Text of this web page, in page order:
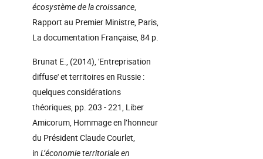
écosystème de la croissance,
Rapport au Premier Ministre, Paris,
La documentation Française, 84 p.
Brunat E., (2014), 'Entreprisation
diffuse' et territoires en Russie :
quelques considérations
théoriques, pp. 203 - 221, Liber
Amicorum, Hommage en l’honneur
du Président Claude Courlet,
in L’économie territoriale en